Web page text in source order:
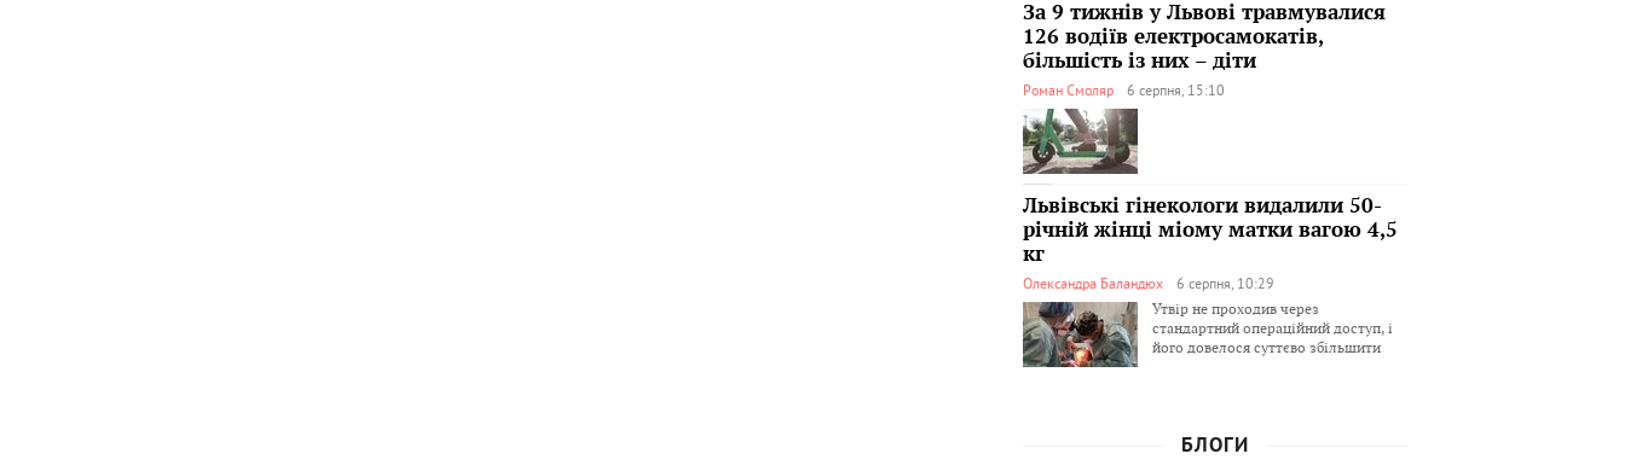
За 9 тижнів у Львові травмувалися
126 водіїв електросамокатів,
більшість із них – діти
Роман Смоляр 6 серпня, 15:10
Львівські гінекологи видалили 50-
річній жінці міому матки вагою 4,5
кг
Олександра Баландюх
6 серпня, 10:29
Утвір не проходив через
стандартний операційний доступ, і
його довелося суттєво збільшити
БЛОГИ